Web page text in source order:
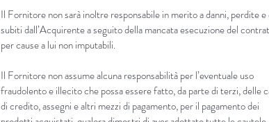
Il Fornitore non sarà inoltre responsabile in merito a danni, perdite
subiti dall’Acquirente a seguito della mancata esecuzione del
per cause a lui non imputabili.
Il Fornitore non assume alcuna responsabilità per l’eventuale uso
fraudolento e illecito che possa essere fatto, da parte di terzi, delle
di credito, assegni e altri mezzi di pagamento, per il pagamento dei